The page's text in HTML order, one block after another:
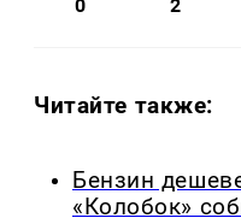
0 2
Читайте также:
Бензин
«Колобок»